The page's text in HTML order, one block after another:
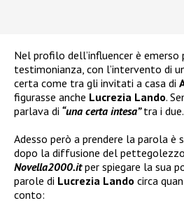
Nel profilo dell’influencer è emerso
testimonianza, con l’intervento di
certa come tra gli invitati a casa di
figurasse anche Lucrezia Lando.
parlava di “una certa intesa”tra i due.
Adesso però a prendere la parola è
dopo la diffusione del
Novella2000.itper spiegare la sua
parole di Lucrezia Lando circa
conto: